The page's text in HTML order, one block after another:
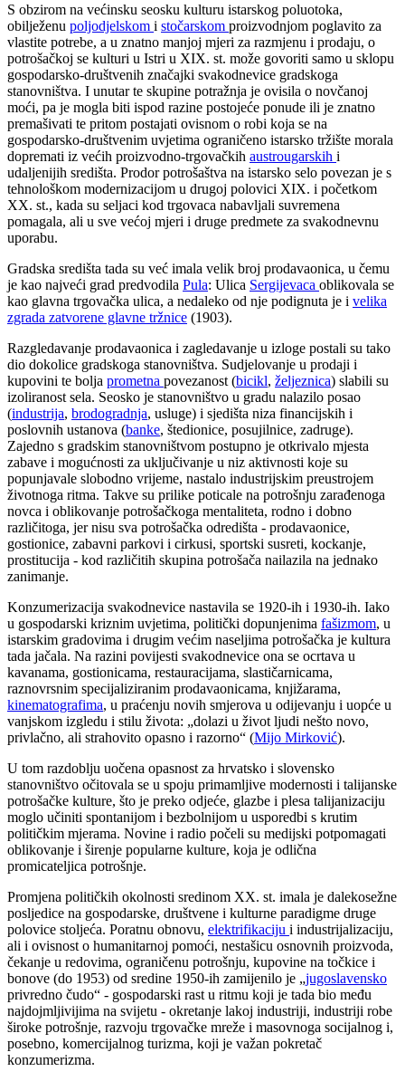
S obzirom na većinsku seosku kulturu istarskog poluotoka,
obilježenu poljodjelskom i stočarskom proizvodnjom poglavito za
vlastite potrebe, a u znatno manjoj mjeri za razmjenu i prodaju, o
potrošačkoj se kulturi u Istri u XIX. st. može govoriti samo u sklopu
gospodarsko-društvenih značajki svakodnevice gradskoga
stanovništva. I unutar te skupine potražnja je ovisila o novčanoj
moći, pa je mogla biti ispod razine postojeće ponude ili je znatno
premašivati te pritom postajati ovisnom o robi koja se na
gospodarsko-društvenim uvjetima ograničeno istarsko tržište morala
dopremati iz većih proizvodno-trgovačkih austrougarskih i
udaljenijih središta. Prodor potrošaštva na istarsko selo povezan je s
tehnološkom modernizacijom u drugoj polovici XIX. i početkom
XX. st., kada su seljaci kod trgovaca nabavljali suvremena
pomagala, ali u sve većoj mjeri i druge predmete za svakodnevnu
uporabu.
Gradska središta tada su već imala velik broj prodavaonica, u čemu
je kao najveći grad predvodila Pula: Ulica Sergijevaca oblikovala se
kao glavna trgovačka ulica, a nedaleko od nje podignuta je i velika
zgrada zatvorene glavne tržnice (1903).
Razgledavanje prodavaonica i zagledavanje u izloge postali su tako
dio dokolice gradskoga stanovništva. Sudjelovanje u prodaji i
kupovini te bolja prometna povezanost (bicikl, željeznica) slabili su
izoliranost sela. Seosko je stanovništvo u gradu nalazilo posao
(industrija, brodogradnja, usluge) i sjedišta niza financijskih i
poslovnih ustanova (banke, štedionice, posujilnice, zadruge).
Zajedno s gradskim stanovništvom postupno je otkrivalo mjesta
zabave i mogućnosti za uključivanje u niz aktivnosti koje su
popunjavale slobodno vrijeme, nastalo industrijskim preustrojem
životnoga ritma. Takve su prilike poticale na potrošnju zarađenoga
novca i oblikovanje potrošačkoga mentaliteta, rodno i dobno
različitoga, jer nisu sva potrošačka odredišta - prodavaonice,
gostionice, zabavni parkovi i cirkusi, sportski susreti, kockanje,
prostitucija - kod različitih skupina potrošača nailazila na jednako
zanimanje.
Konzumerizacija svakodnevice nastavila se 1920-ih i 1930-ih. Iako
u gospodarski kriznim uvjetima, politički dopunjenima fašizmom, u
istarskim gradovima i drugim većim naseljima potrošačka je kultura
tada jačala. Na razini povijesti svakodnevice ona se ocrtava u
kavanama, gostionicama, restauracijama, slastičarnicama,
raznovrsnim specijaliziranim prodavaonicama, knjižarama,
kinematografima, u praćenju novih smjerova u odijevanju i uopće u
vanjskom izgledu i stilu života: „dolazi u život ljudi nešto novo,
privlačno, ali strahovito opasno i razorno“ (Mijo Mirković).
U tom razdoblju uočena opasnost za hrvatsko i slovensko
stanovništvo očitovala se u spoju primamljive modernosti i talijanske
potrošačke kulture, što je preko odjeće, glazbe i plesa talijanizaciju
moglo učiniti spontanijom i bezbolnijom u usporedbi s krutim
političkim mjerama. Novine i radio počeli su medijski potpomagati
oblikovanje i širenje popularne kulture, koja je odlična
promicateljica potrošnje.
Promjena političkih okolnosti sredinom XX. st. imala je dalekosežne
posljedice na gospodarske, društvene i kulturne paradigme druge
polovice stoljeća. Poratnu obnovu, elektrifikaciju i industrijalizaciju,
ali i ovisnost o humanitarnoj pomoći, nestašicu osnovnih proizvoda,
čekanje u redovima, ograničenu potrošnju, kupovine na točkice i
bonove (do 1953) od sredine 1950-ih zamijenilo je „jugoslavensko
privredno čudo“ - gospodarski rast u ritmu koji je tada bio među
najdojmljivijima na svijetu - okretanje lakoj industriji, industriji robe
široke potrošnje, razvoju trgovačke mreže i masovnoga socijalnog i,
posebno, komercijalnog turizma, koji je važan pokretač
konzumerizma.